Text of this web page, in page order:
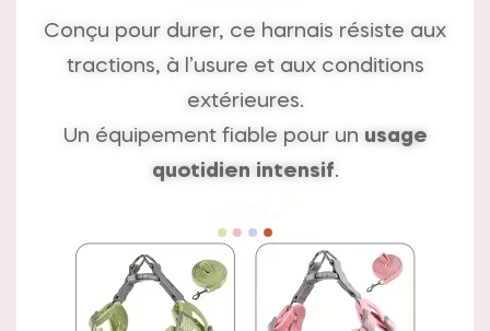
Conçu pour durer, ce harnais résiste aux
tractions, à l’usure et aux conditions
extérieures.
Un équipement fiable pour un usage
quotidien intensif.